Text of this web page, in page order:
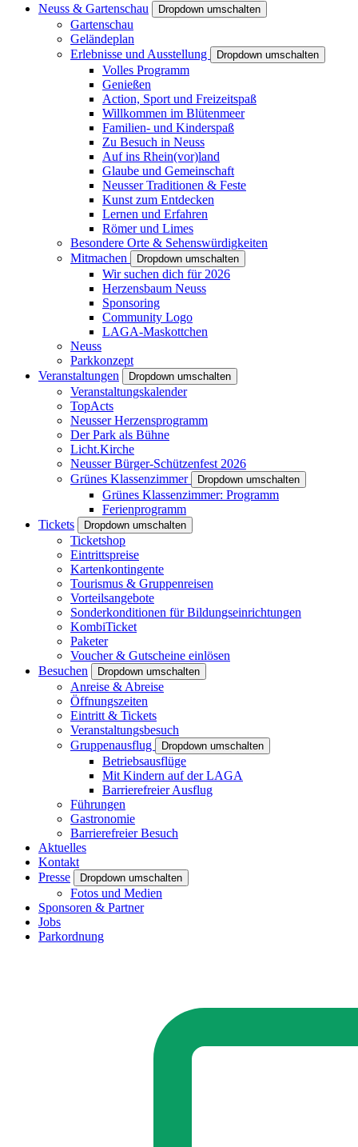
Neuss & Gartenschau Dropdown umschalten
Gartenschau
Geländeplan
Erlebnisse und Ausstellung
Dropdown umschalten
Volles Programm
Genießen
Action, Sport und Freizeitspaß
Willkommen im Blütenmeer
Familien- und Kinderspaß
Zu Besuch in Neuss
Auf ins Rhein(vor)land
Glaube und Gemeinschaft
Neusser Traditionen & Feste
Kunst zum Entdecken
Lernen und Erfahren
Römer und Limes
Besondere Orte & Sehenswürdigkeiten
Mitmachen
Dropdown umschalten
Wir suchen dich für 2026
Herzensbaum Neuss
Sponsoring
Community Logo
LAGA-Maskottchen
Neuss
Parkkonzept
Veranstaltungen
Dropdown umschalten
Veranstaltungskalender
TopActs
Neusser Herzensprogramm
Der Park als Bühne
Licht.Kirche
Neusser Bürger-Schützenfest 2026
Grünes Klassenzimmer
Dropdown umschalten
Grünes Klassenzimmer: Programm
Ferienprogramm
Tickets
Dropdown umschalten
Ticketshop
Eintrittspreise
Kartenkontingente
Tourismus & Gruppenreisen
Vorteilsangebote
Sonderkonditionen für Bildungseinrichtungen
KombiTicket
Paketer
Voucher & Gutscheine einlösen
Besuchen
Dropdown umschalten
Anreise & Abreise
Öffnungszeiten
Eintritt & Tickets
Veranstaltungsbesuch
Gruppenausflug
Dropdown umschalten
Betriebsausflüge
Mit Kindern auf der LAGA
Barrierefreier Ausflug
Führungen
Gastronomie
Barrierefreier Besuch
Aktuelles
Kontakt
Presse
Dropdown umschalten
Fotos und Medien
Sponsoren & Partner
Jobs
Parkordnung